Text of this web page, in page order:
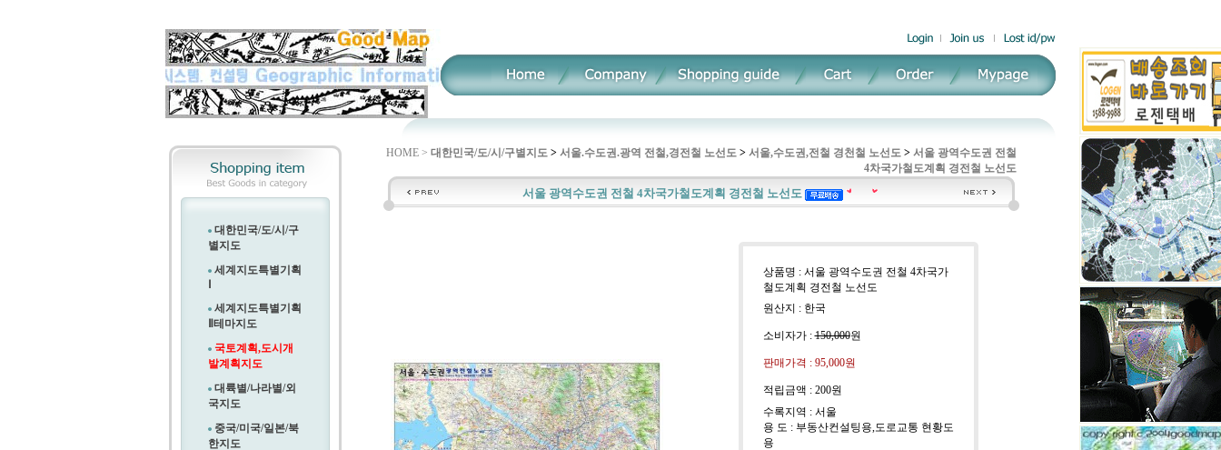
대한민국/도/시/구
별지도
세계지도특별기획
세계지도특별기획
테마지도
국토계획,도시개
발계획지도
대륙별/나라별/외
국지도
중국/미국/일본/북
한지도
HOME > 대한민국/도/시/구별지도 > 서울.수도권.광역 전철,경전철 노선도 > 서울,수도권,전철 경천철 노선도 > 서울 광역수도권 전철
4차국가철도계획 경전철 노선도
서울 광역수도권 전철 4차국가철도계획 경전철 노선도
상품명 : 서울 광역수도권 전철 4차국가
철도계획 경전철 노선도
원산지 : 한국
소비자가 :150,000원
판매가격 : 95,000원
적립금액 : 200원
수록지역 : 서울
용 도 : 부동산컨설팅용,도로교통 현황도
용